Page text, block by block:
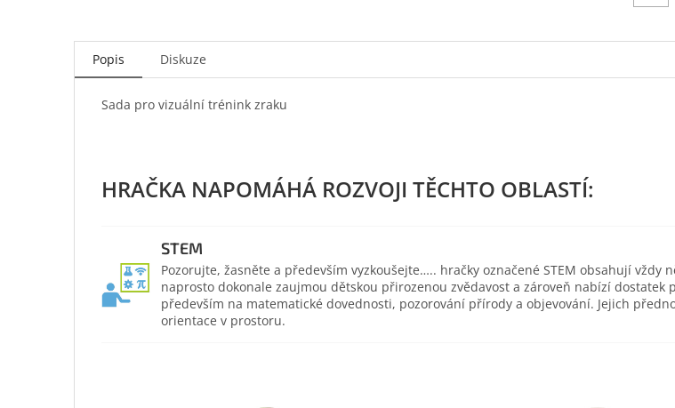
Popis Diskuze
Sada pro vizuální trénink zraku
STEM
Pozorujte, žasněte a především vyzkoušejte….. hračky označené STEM obsahují
naprosto dokonale zaujmou dětskou přirozenou zvědavost a zároveň nabízí
především na matematické dovednosti, pozorování přírody a objevování. Jejich
orientace v prostoru.